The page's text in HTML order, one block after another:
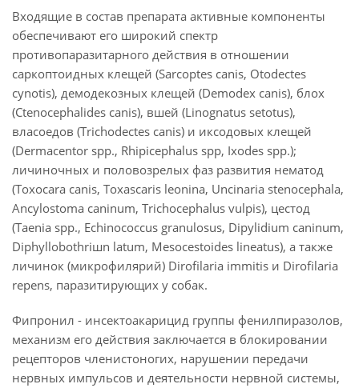
Входящие в состав препарата активные компоненты
обеспечивают его широкий спектр
противопаразитарного действия в отношении
саркоптоидных клещей (Sarcoptes canis, Otodectes
cynotis), демодекозных клещей (Demodex canis), блох
(Ctenocephalides canis), вшей (Linognatus setotus),
власоедов (Trichodectes canis) и иксодовых клещей
(Dermacentor spp., Rhipicephalus spp, Ixodes spp.);
личиночных и половозрелых фаз развития нематод
(Toxocara canis, Toxascaris leonina, Uncinaria stenocephala,
Ancylostoma caninum, Trichocephalus vulpis), цестод
(Taenia spp., Echinococcus granulosus, Dipylidium caninum,
Diphyllobothriшn latum, Mesocestoides lineatus), а также
личинок (микрофилярий) Dirofilaria immitis и Dirofilaria
repens, паразитирующих у собак.
Фипронил - инсектоакарицид группы фенилпиразолов,
механизм его действия заключается в блокировании
рецепторов членистоногих, нарушении передачи
нервных импульсов и деятельности нервной системы,